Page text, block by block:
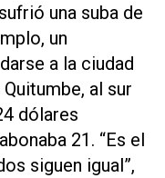
una suba de
un
a la ciudad
al sur
dólares
21. “Es el
siguen igual”,